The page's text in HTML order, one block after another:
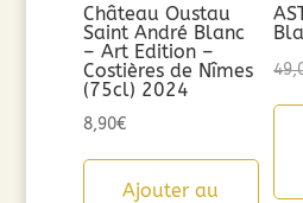
Château Oustau
Saint André Blanc
– Art Edition –
Costières de Nîmes
(75cl) 2024
8,90€
Ajouter au